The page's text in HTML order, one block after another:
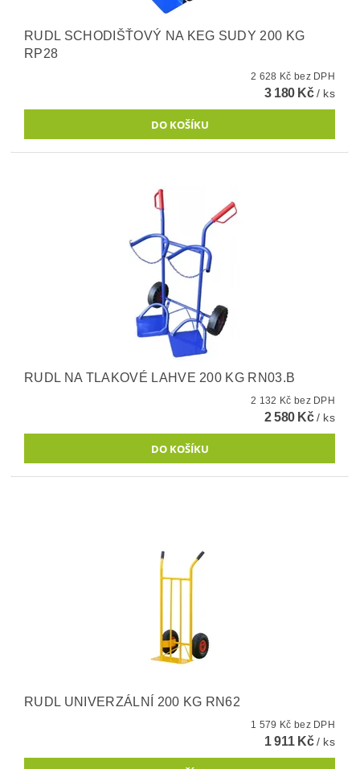
RUDL SCHODIŠŤOVÝ NA KEG SUDY 200 KG
RP28
2 628 Kč bez DPH
3 180 Kč/ ks
RUDL NA TLAKOVÉ LAHVE 200 KG RN03.B
2 132 Kč bez DPH
2 580 Kč/ ks
RUDL UNIVERZÁLNÍ 200 KG RN62
1 579 Kč bez DPH
1 911 Kč/ ks